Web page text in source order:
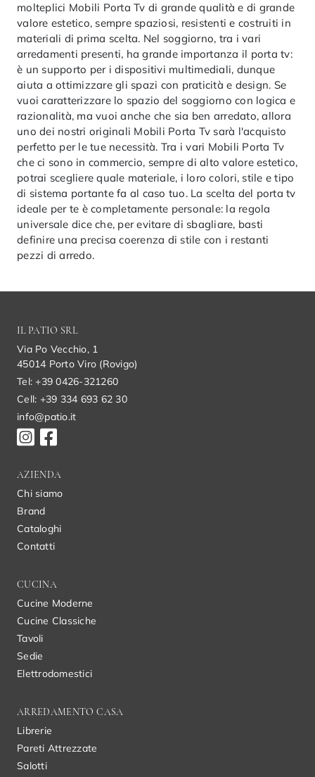
molteplici Mobili Porta Tv di grande qualità e di grande
valore estetico, sempre spaziosi, resistenti e costruiti in
materiali di prima scelta. Nel soggiorno, tra i vari
arredamenti presenti, ha grande importanza il porta tv:
è un supporto per i dispositivi multimediali, dunque
aiuta a ottimizzare gli spazi con praticità e design. Se
vuoi caratterizzare lo spazio del soggiorno con logica e
razionalità, ma vuoi anche che sia ben arredato, allora
uno dei nostri originali Mobili Porta Tv sarà l'acquisto
perfetto per le tue necessità. Tra i vari Mobili Porta Tv
che ci sono in commercio, sempre di alto valore estetico,
potrai scegliere quale materiale, i loro colori, stile e tipo
di sistema portante fa al caso tuo. La scelta del porta tv
ideale per te è completamente personale: la regola
universale dice che, per evitare di sbagliare, basti
definire una precisa coerenza di stile con i restanti
pezzi di arredo.
IL PATIO SRL
Via Po Vecchio, 1
45014 Porto Viro (Rovigo)
Tel: +39 0426-321260
Cell: +39 334 693 62 30
info@patio.it
AZIENDA
Chi siamo
Brand
Cataloghi
Contatti
CUCINA
Cucine Moderne
Cucine Classiche
Tavoli
Sedie
Elettrodomestici
ARREDAMENTO CASA
Librerie
Pareti Attrezzate
Salotti